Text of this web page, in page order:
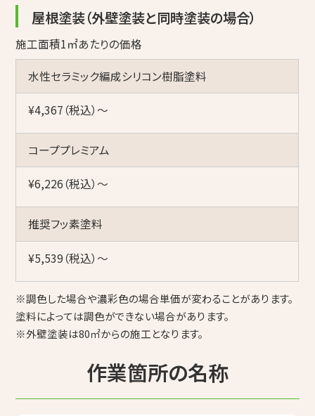
屋根塗装（外壁塗装と同時塗装の場合）
施工面積1㎡あたりの価格
水性セラミック編成シリコン樹脂塗料
¥4,367（税込）〜
コーププレミアム
¥6,226（税込）〜
推奨フッ素塗料
¥5,539（税込）〜
※調色した場合や濃彩色の場合単価が変わることがあります。
塗料によっては調色ができない場合があります。
※外壁塗装は80㎡からの施工となります。
作業箇所の名称